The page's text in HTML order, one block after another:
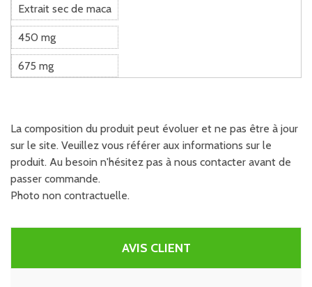
Extrait sec de maca
450 mg
675 mg
La composition du produit peut évoluer et ne pas être à jour
sur le site. Veuillez vous référer aux informations sur le
produit. Au besoin n'hésitez pas à nous contacter avant de
passer commande.
Photo non contractuelle.
AVIS CLIENT